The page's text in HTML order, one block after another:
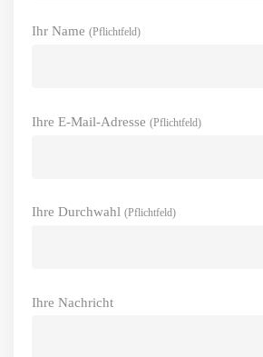
Ihr Name (Pflichtfeld)
Ihre E-Mail-Adresse (Pflichtfeld)
Ihre Durchwahl (Pflichtfeld)
Ihre Nachricht